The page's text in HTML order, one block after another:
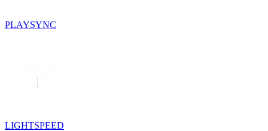
PLAYSYNC
LIGHTSPEED